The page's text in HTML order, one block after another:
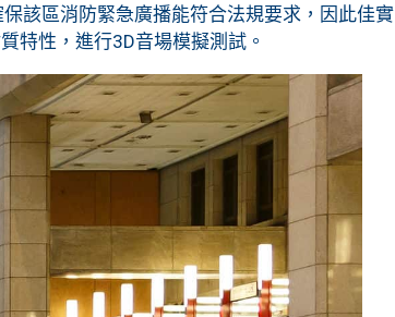
該區消防緊急廣播能符合法規要求，因此佳實
特性，進行3D音場模擬測試。